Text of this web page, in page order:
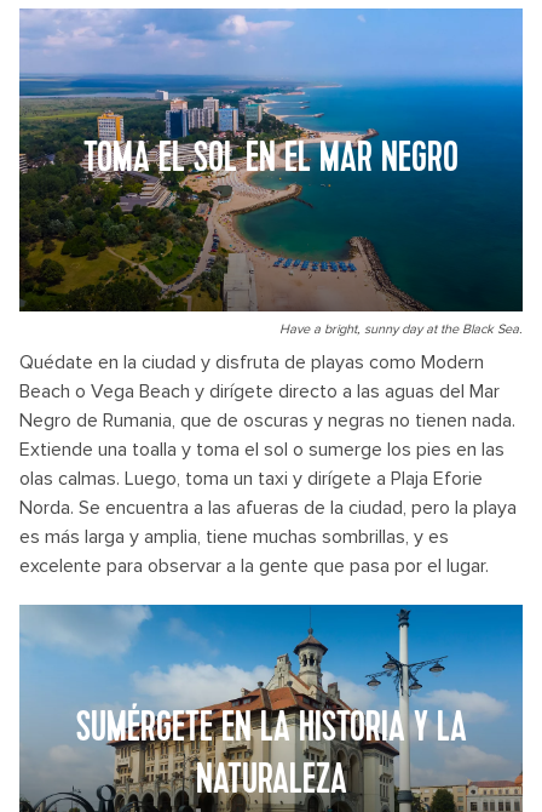
TOMA EL SOL EN EL MAR NEGRO
Have a bright, sunny day at the Black Sea.
Quédate en la ciudad y disfruta de playas como Modern
Beach o Vega Beach y dirígete directo a las aguas del Mar
Negro de Rumania, que de oscuras y negras no tienen nada.
Extiende una toalla y toma el sol o sumerge los pies en las
olas calmas. Luego, toma un taxi y dirígete a Plaja Eforie
Norda. Se encuentra a las afueras de la ciudad, pero la playa
es más larga y amplia, tiene muchas sombrillas, y es
excelente para observar a la gente que pasa por el lugar.
SUMÉRGETE EN LA HISTORIA Y LA
NATURALEZA